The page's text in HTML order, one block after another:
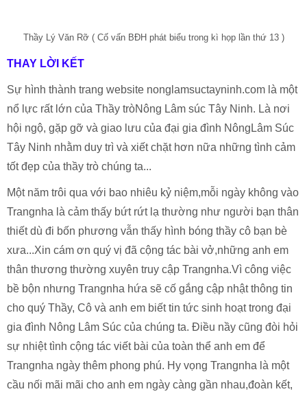
Thầy Lý Văn Rỡ ( Cố vấn BĐH phát biểu trong kì họp lần thứ 13 )
THAY LỜI KẾT
Sự hình thành trang website nonglamsuctayninh.com là một
nổ lực rất lớn của Thầy tròNông Lâm súc Tây Ninh. Là nơi
hội ngộ, gặp gỡ và giao lưu của đại gia đình NôngLâm Súc
Tây Ninh nhằm duy trì và xiết chặt hơn nữa những tình cảm
tốt đẹp của thầy trò chúng ta...
Một năm trôi qua với bao nhiêu kỷ niệm,mỗi ngày không vào
Trangnha là cảm thấy bứt rứt lạ thường như người bạn thân
thiết dù đi bốn phương vẫn thấy hình bóng thầy cô bạn bè
xưa...Xin cám ơn quý vị đã cộng tác bài vở,những anh em
thân thương thường xuyên truy cập Trangnha.Vì công việc
bề bộn nhưng Trangnha hứa sẽ cố gắng cập nhật thông tin
cho quý Thầy, Cô và anh em biết tin tức sinh hoạt trong đại
gia đình Nông Lâm Súc của chúng ta. Điều nầy cũng đòi hỏi
sự nhiệt tình cộng tác viết bài của toàn thể anh em để
Trangnha ngày thêm phong phú. Hy vọng Trangnha là một
cầu nối mãi mãi cho anh em ngày càng gần nhau,đoàn kết,